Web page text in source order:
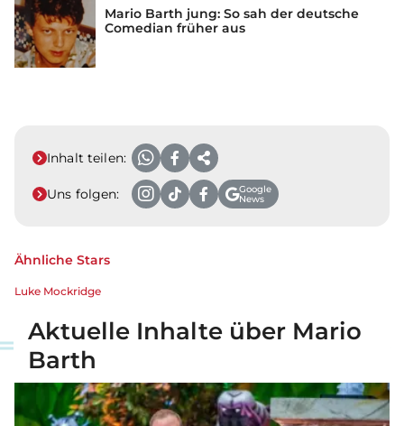
Mario Barth jung: So sah der deutsche
Comedian früher aus
Inhalt teilen:
Uns folgen:
Google
News
Ähnliche Stars
Luke Mockridge
Aktuelle Inhalte über Mario
Barth